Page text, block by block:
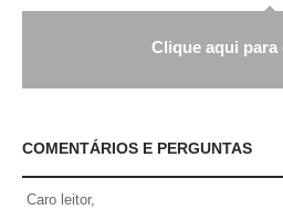
Clique aqui para
COMENTÁRIOS E PERGUNTAS
Caro leitor,